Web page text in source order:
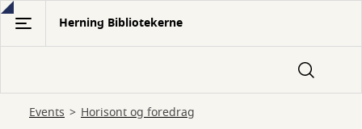
Gå
hovedindhold
Herning Bibliotekerne
Events Horisont og foredrag